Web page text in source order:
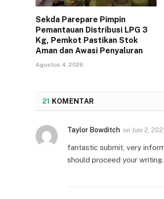
Sekda Parepare Pimpin
Pemantauan Distribusi LPG 3
Kg, Pemkot Pastikan Stok
Aman dan Awasi Penyaluran
Agustus 4, 2026
21 KOMENTAR
Taylor Bowditch on Juni 2,
fantastic submit, very
should proceed your